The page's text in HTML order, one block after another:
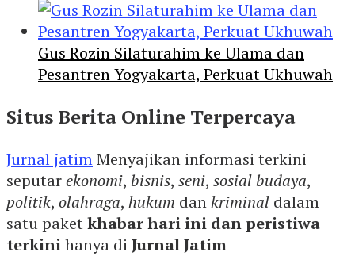
Gus Rozin Silaturahim ke Ulama dan
Pesantren Yogyakarta, Perkuat Ukhuwah
Situs Berita Online Terpercaya
Jurnal jatimMenyajikan informasi terkini
seputarekonomi, bisnis, seni, sosial budaya,
politik, olahraga, hukum dankriminal dalam
satu paketkhabar hari ini dan peristiwa
terkinihanya di Jurnal Jatim